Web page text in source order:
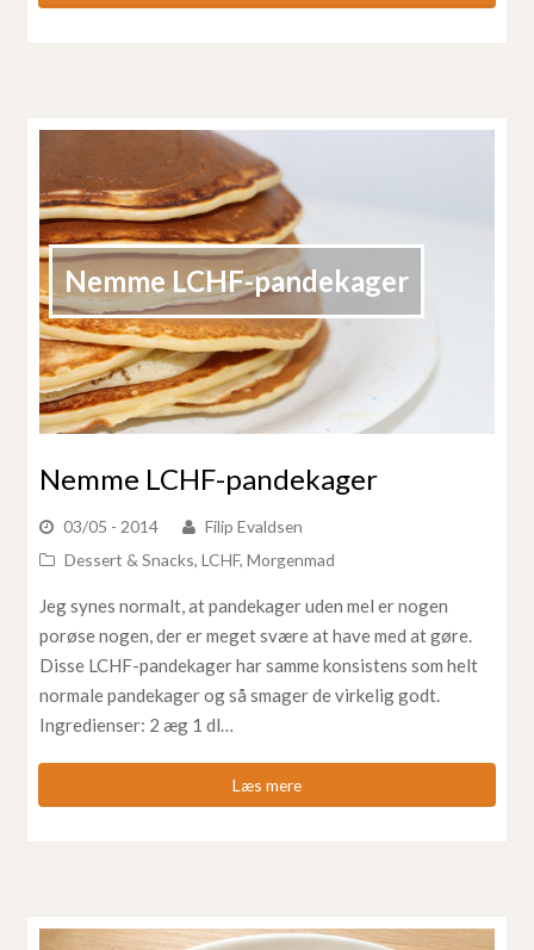
Nemme LCHF-pandekager
Nemme LCHF-pandekager
03/05 - 2014
Filip Evaldsen
Dessert & Snacks,LCHF,Morgenmad
Jeg synes normalt, at pandekager uden mel er nogen
porøse nogen, der er meget svære at have med at gøre.
Disse LCHF-pandekager har samme konsistens som helt
normale pandekager og så smager de virkelig godt.
Ingredienser: 2 æg 1 dl…
Læs mere